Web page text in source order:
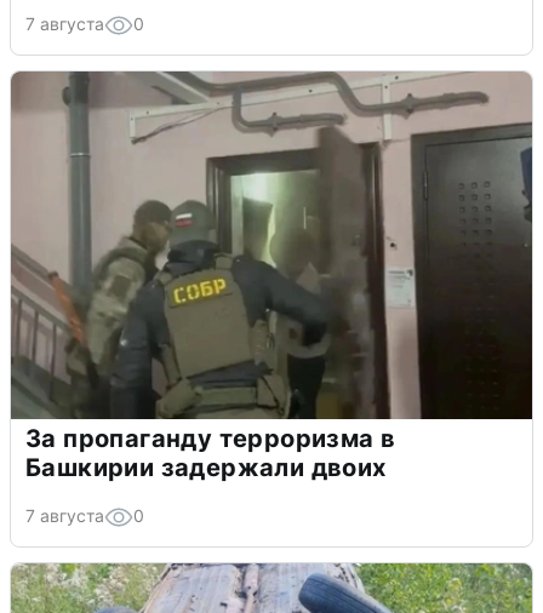
7 августа 0
За пропаганду терроризма в
Башкирии задержали двоих
7 августа 0